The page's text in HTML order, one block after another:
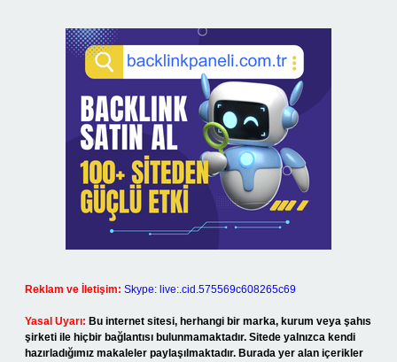
Reklam ve İletişim: Skype: live:.cid.575569c608265c69
Yasal Uyarı: Bu internet sitesi, herhangi bir marka, kurum veya şahıs
şirketi ile hiçbir bağlantısı bulunmamaktadır. Sitede yalnızca kendi
hazırladığımız makaleler paylaşılmaktadır. Burada yer alan içerikler